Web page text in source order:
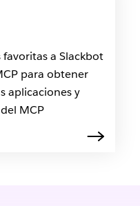
a Slackbot
para obtener
aplicaciones y
MCP